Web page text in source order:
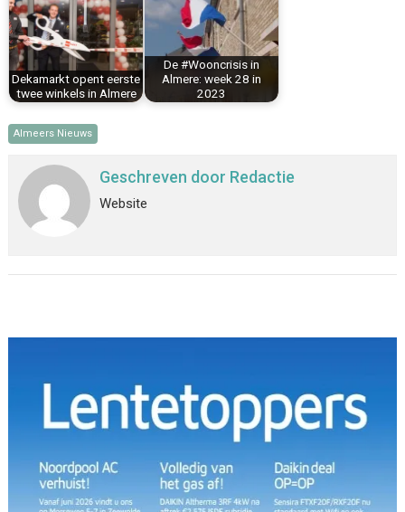
Dekamarkt opent eerste
twee winkels in Almere
De #Wooncrisis in
Almere: week 28 in
2023
Almeers Nieuws
Geschreven door Redactie
Website